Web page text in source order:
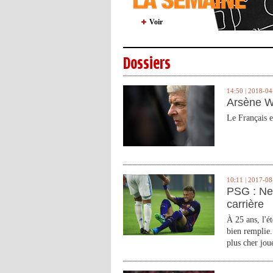
Voir
Dossiers
14:50 | 2018-
Arsène
Le Français
10:11 | 2017-
PSG :
carrière
À 25 ans,
bien
plus cher